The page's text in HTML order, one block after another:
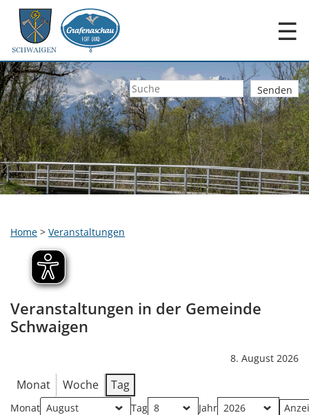
☰
Home > Veranstaltungen
Veranstaltungen in der Gemeinde
Schwaigen
8. August 2026
Monat Woche Tag
Monat Tag Jahr